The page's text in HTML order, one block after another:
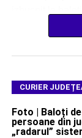
CURIER
Foto | Baloți
persoane din
„radarul”